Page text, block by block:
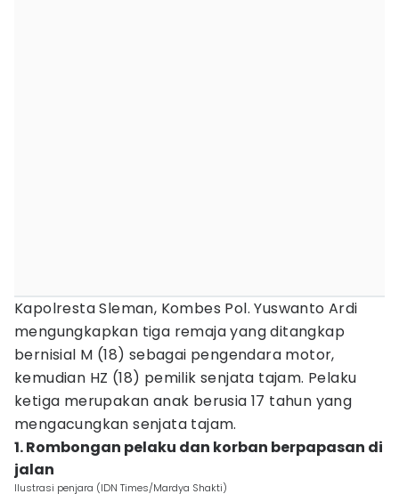
Kapolresta Sleman, Kombes Pol. Yuswanto Ardi
mengungkapkan tiga remaja yang ditangkap
bernisial M (18) sebagai pengendara motor,
kemudian HZ (18) pemilik senjata tajam. Pelaku
ketiga merupakan anak berusia 17 tahun yang
mengacungkan senjata tajam.
1. Rombongan pelaku dan korban berpapasan di
jalan
Ilustrasi penjara (IDN Times/Mardya Shakti)